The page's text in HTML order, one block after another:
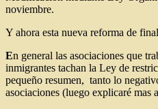
noviembre.
Y ahora esta nueva reforma de
En general las asociaciones que
inmigrantes tachan la Ley de
pequeño resumen, tanto lo
asociaciones (luego explicaré mas